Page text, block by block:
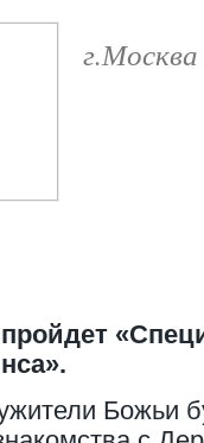
г.Москва
Божьи